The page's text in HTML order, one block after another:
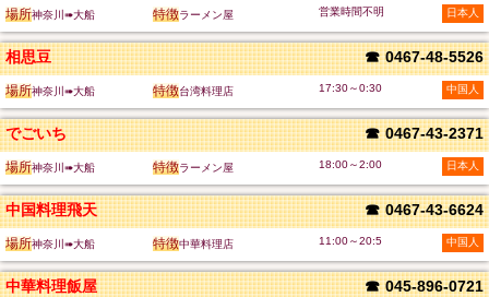
場所神奈川➠大船 特徴ラーメン屋 営業時間不明 日本人
相思豆 ☎ 0467-48-5526
場所神奈川➠大船 特徴台湾料理店 17:30～0:30 中国人
でごいち ☎ 0467-43-2371
場所神奈川➠大船 特徴ラーメン屋 18:00～2:00 日本人
中国料理飛天 ☎ 0467-43-6624
場所神奈川➠大船 特徴中華料理店 11:00～20:5 中国人
中華料理飯屋 ☎ 045-896-0721